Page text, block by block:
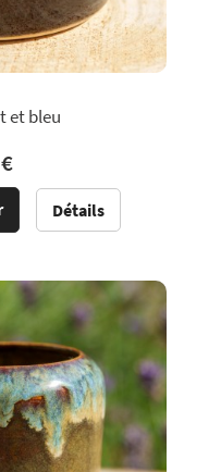
et bleu
Détails